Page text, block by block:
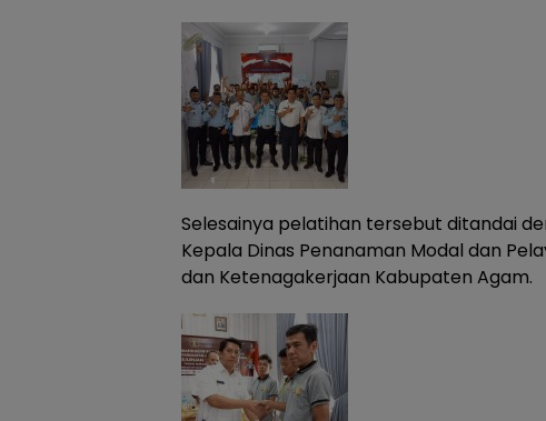
Selesainya pelatihan tersebut ditandai
Kepala Dinas Penanaman Modal dan
dan Ketenagakerjaan Kabupaten Agam.